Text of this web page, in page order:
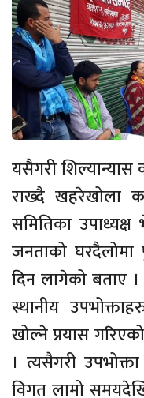
यसैगरी शिल्यान्यास
राख्दै खहरेखोला
समितिका
जनताको घरदैलोमा
दिन लागेको बताए
स्थानीय
खोल्ने प्रयास
। त्यसैगरी
विगत लामो